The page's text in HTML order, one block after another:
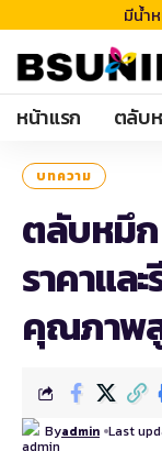
มีน้ำ
หน้าแรก ตลับ
บทความ
ตลับหมึก
ราคาแล
คุณภาพสู
Byadmin Last